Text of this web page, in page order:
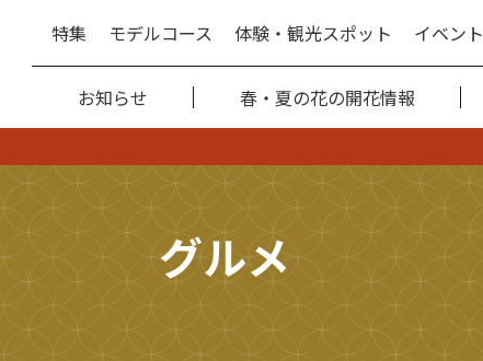
特集 モデルコース 体験・観光スポット イベント
お知らせ 春・夏の花の開花情報
グルメ